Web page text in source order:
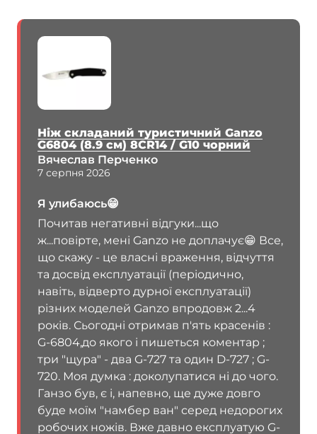
Ніж складаний туристичний Ganzo
G6804 (8.9 см) 8CR14 / G10 чорний
Вячеслав Перченко
7 серпня 2026
Я улибаюсь😁
Почитав негативні відгуки...що
ж...повірте, мені Ganzo не доплачує😁 Все,
що скажу - це власні враження, відчуття
та досвід експлуатації (періодично,
навіть, відверто дурної експлуатації)
різних моделей Ganzo впродовж 2...4
років. Сьогодні отримав п'ять красенів :
G-6804,до якого і пишеться коментар ;
три "щура" - два G-727 та один D-727 ; G-
720. Моя думка : доколупатися ні до чого.
Ганзо був, є і, напевно, ще дуже довго
буде моїм "намбер ван" серед недорогих
робочих ножів. Вже давно експлуатую G-